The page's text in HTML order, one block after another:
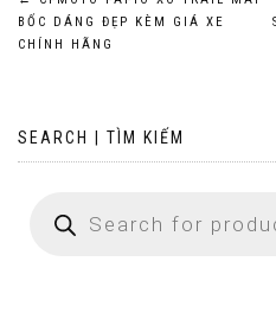
Post
navigation
BỐC DÁNG ĐẸP KÈM GIÁ XE
CHÍNH HÃNG
SEARCH | TÌM KIẾM